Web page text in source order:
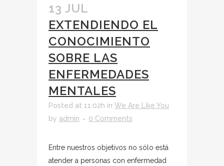
13 JUL
EXTENDIENDO EL
CONOCIMIENTO
SOBRE LAS
ENFERMEDADES
MENTALES
Posted at 11:02h in We Are Like You
by admin 0 Comments
Entre nuestros objetivos no sólo está
atender a personas con enfermedad